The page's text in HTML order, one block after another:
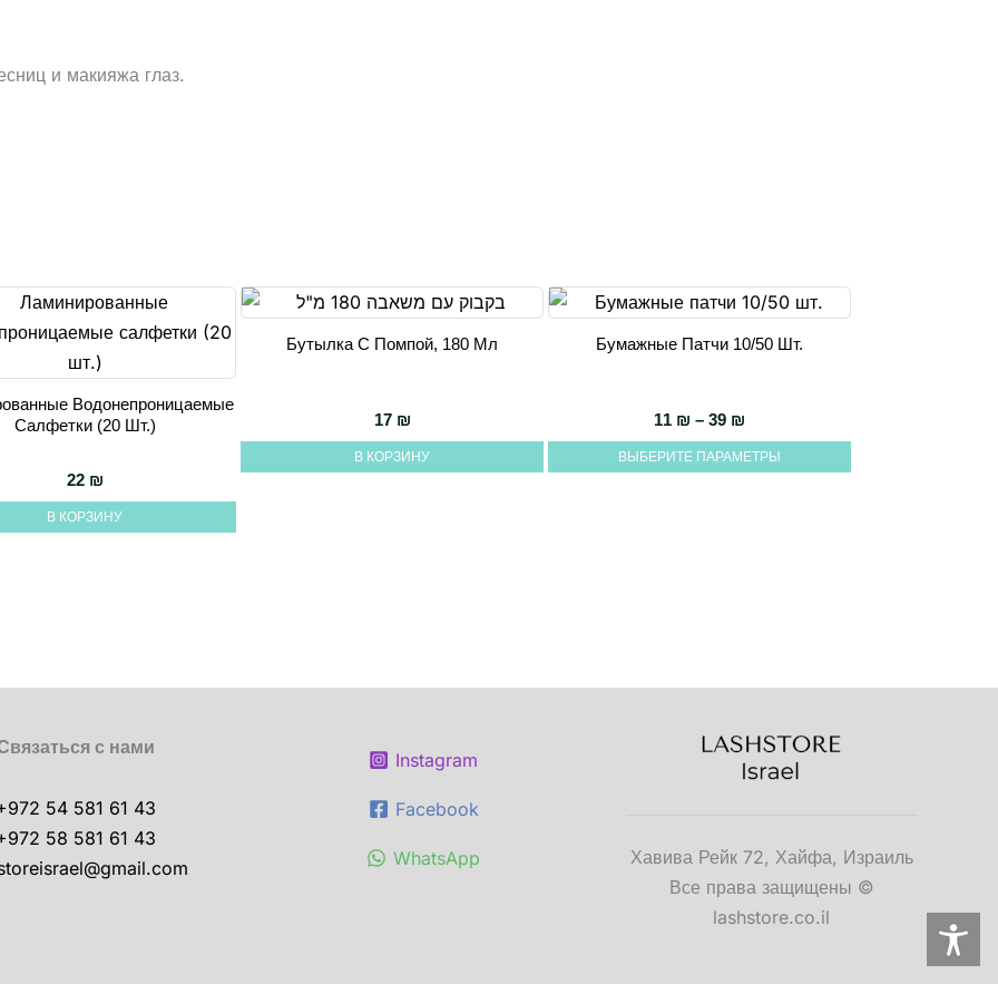
и макияжа глаз.
Водонепроницаемые
Салфетки (20 Шт.)
22 ₪
В КОРЗИНУ
Бутылка С Помпой, 180 Мл
17 ₪
В КОРЗИНУ
Бумажные Патчи 10/50 Шт.
11 ₪ – 39 ₪
ВЫБЕРИТЕ ПАРАМЕТРЫ
несколько
вариаций.
с нами
54 581 61 43
58 581 61 43
Instagram
Facebook
WhatsApp
Хавива Рейк 72, Хайфа, Израиль
Все права защищены ©
lashstore.co.il